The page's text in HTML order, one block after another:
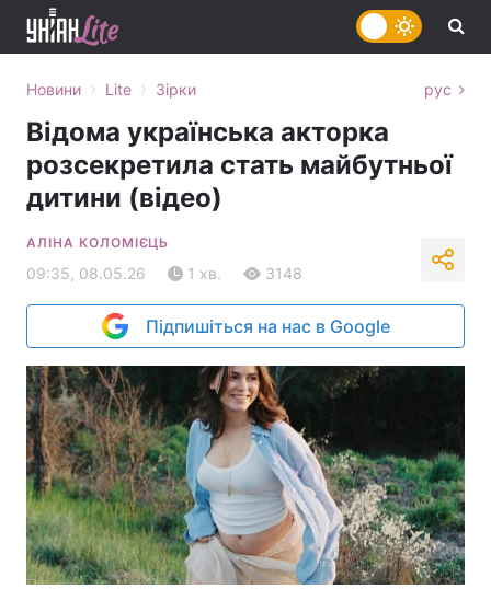
Новини › Lite › Зірки рус
Відома українська акторка
розсекретила стать майбутньої
дитини (відео)
АЛІНА КОЛОМІЄЦЬ
09:35, 08.05.26 1 хв. 3148
Підпишіться на нас в Google